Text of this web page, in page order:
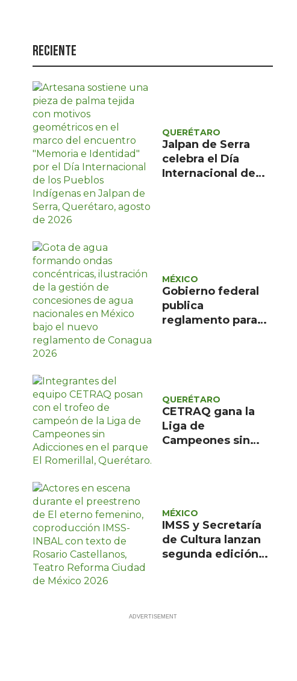
Política
Turismo
Estilo de vida
Opinión
Reciente
QUERÉTARO
Jalpan de Serra
celebra el Día
Internacional de
MÉXICO
Gobierno federal
publica
reglamento para
QUERÉTARO
CETRAQ gana la
Liga de
Campeones sin
MÉXICO
IMSS y Secretaría
de Cultura lanzan
segunda edición